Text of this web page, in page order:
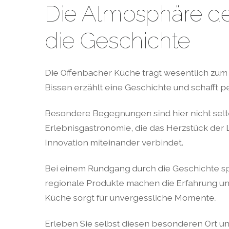
Die Atmosphäre
die Geschichte
Die Offenbacher Küche trägt wesentlich
Bissen erzählt eine Geschichte und schafft
Besondere Begegnungen sind hier nicht
Erlebnisgastronomie, die das Herzstück der
Innovation miteinander verbindet.
Bei einem Rundgang durch die Geschichte
regionale Produkte machen die Erfahrung
Küche sorgt für unvergessliche Momente.
Erleben Sie selbst diesen besonderen Ort